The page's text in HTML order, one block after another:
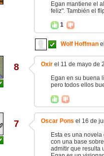
Egan mantiene el
feliz". También el
1
Wolf Hoffman
8 Oxir el 11 de mayo de
Egan en su buena
pero todos ellos
7 Oscar Pons el 16 de
Esta es una
con una base
admitir que resulta